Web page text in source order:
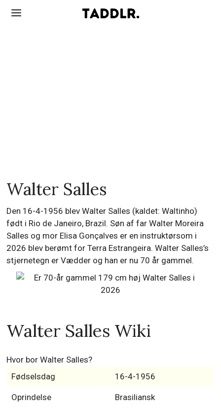
Walter Salles
Den 16-4-1956 blev Walter Salles (kaldet: Waltinho)
født i Rio de Janeiro, Brazil. Søn af far Walter Moreira
Salles og mor Elisa Gonçalves er en instruktørsom i
2026 blev berømt for Terra Estrangeira. Walter Salles’s
stjernetegn er Vædder og han er nu 70 år gammel.
Walter Salles Wiki
Hvor bor Walter Salles?
Fødselsdag
16-4-1956
Oprindelse Brasiliansk